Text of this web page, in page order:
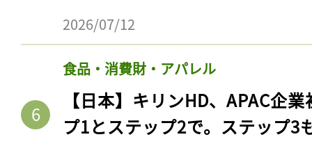
2026/07/12
食品・消費財・アパレル
【日本】キリンHD、APAC企
プ1とステップ2で。ステップ3